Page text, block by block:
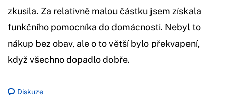
zkusila. Za relativně malou částku jsem získala
funkčního pomocníka do domácnosti. Nebyl to
nákup bez obav, ale o to větší bylo překvapení,
když všechno dopadlo dobře.
Diskuze